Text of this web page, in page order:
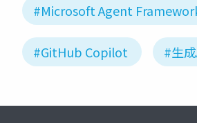
#Microsoft Agent
#GitHub Copilot #生